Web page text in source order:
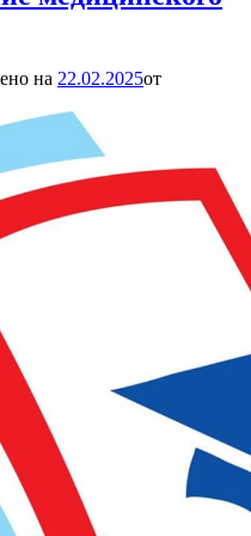
на 22.02.2025от